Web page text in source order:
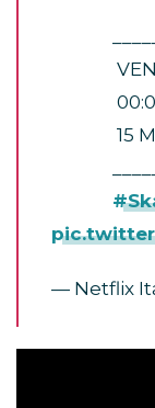
⠀ ⠀⠀ ⠀
⠀ ⠀⠀ ⠀
⠀ ⠀⠀ ⠀ 15
— Netflix